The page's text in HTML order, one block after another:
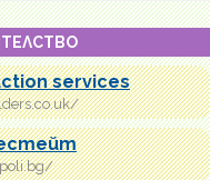
services